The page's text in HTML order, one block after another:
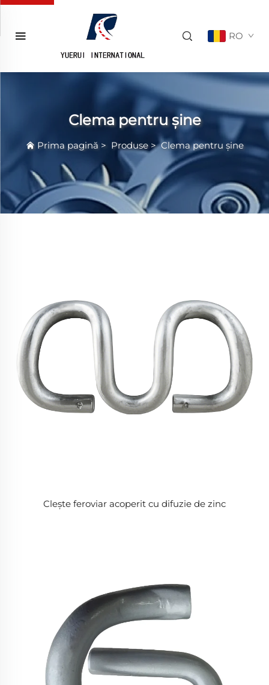
RO
Clema pentru șine
Prima pagină> Produse>Clema pentru șine
Clește feroviar acoperit cu difuzie de zinc